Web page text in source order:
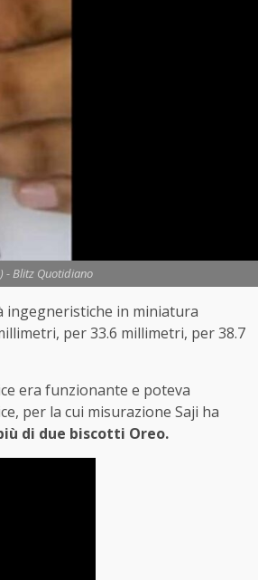
- Blitz Quotidiano
ingegneristiche in miniatura
per 33.6 millimetri, per 38.7
era funzionante e poteva
per la cui misurazione Saji ha
di due biscotti Oreo.